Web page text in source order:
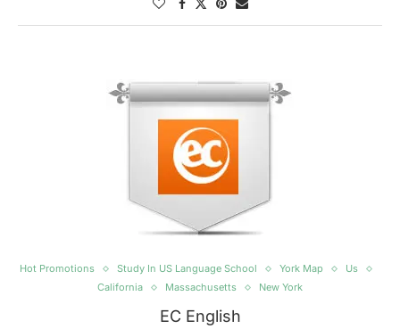
Hot Promotions Study In US Language School York Map
Us
California
Massachusetts New York
EC English